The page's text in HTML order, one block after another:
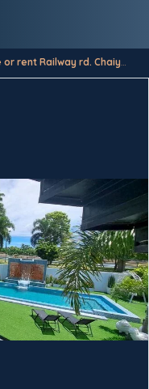
rd. Chaiyapruk2 near Jomtien